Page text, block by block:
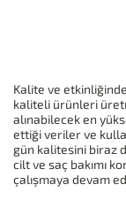
Kalite ve
kaliteli ürünleri
alınabilecek en
ettiği veriler ve
gün kalitesini biraz
cilt ve saç bakımı
çalışmaya devam